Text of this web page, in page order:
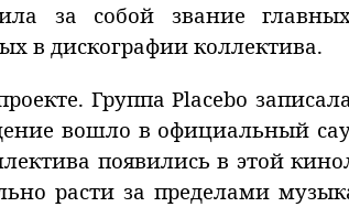
за собой звание
в дискографии коллектива.
Группа Placebo
вошло в официальный
появились в этой
расти за пределами